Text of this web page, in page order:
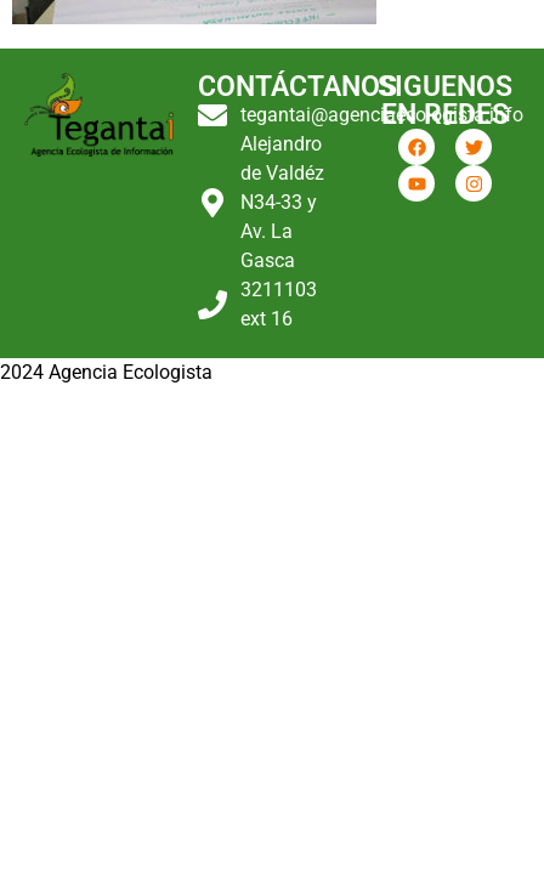
CONTÁCTANOS
tegantai@agenciaecologista.info
Alejandro
de Valdéz
N34-33 y
Av. La
Gasca
3211103
ext 16
SIGUENOS
EN REDES
2024 Agencia Ecologista